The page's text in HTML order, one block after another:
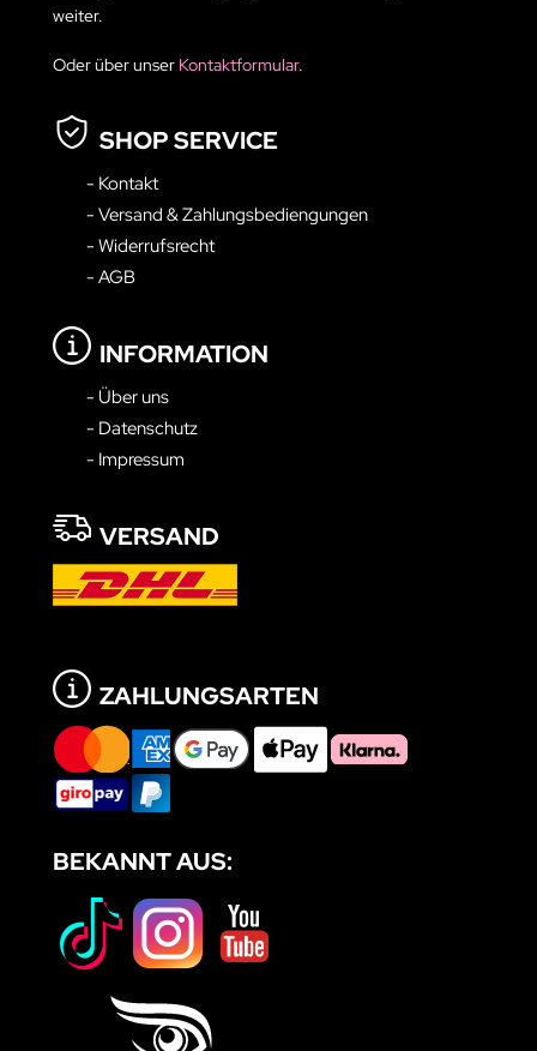
weiter.
Oder über unser Kontaktformular.
SHOP SERVICE
- Kontakt
- Versand & Zahlungsbediengungen
- Widerrufsrecht
- AGB
INFORMATION
- Über uns
- Datenschutz
- Impressum
VERSAND
ZAHLUNGSARTEN
BEKANNT AUS: